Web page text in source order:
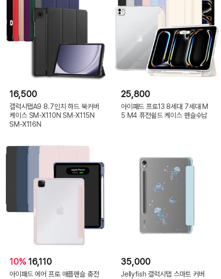
16,500
갤럭시탭A9 8.7인치 하드 북커버
케이스 SM-X110N SM-X115N
SM-X116N
25,800
아이패드 프로13 8세대 7세대 M
5 M4 퓨전쉴드 케이스 펜슬수납
10% 16,110
아이패드 에어 프로 애플펜슬 충전
35,000
Jellyfish 갤럭시탭 스마트 커버